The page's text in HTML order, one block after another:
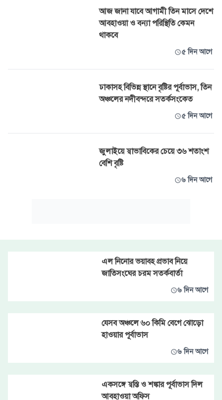
আজ জানা যাবে আগামী তিন মাসে দেশে
আবহাওয়া ও বন্যা পরিস্থিতি কেমন
থাকবে
৫ দিন আগে
ঢাকাসহ বিভিন্ন স্থানে বৃষ্টির পূর্বাভাস, তিন
অঞ্চলের নদীবন্দরে সতর্কসংকেত
৫ দিন আগে
জুলাইয়ে স্বাভাবিকের চেয়ে ৩৬ শতাংশ
বেশি বৃষ্টি
৬ দিন আগে
এল নিনোর ভয়াবহ প্রভাব নিয়ে
জাতিসংঘের চরম সতর্কবার্তা
৬ দিন আগে
যেসব অঞ্চলে ৬০ কিমি বেগে ঝোড়ো
হাওয়ার পূর্বাভাস
৬ দিন আগে
একসঙ্গে স্বস্তি ও শঙ্কার পূর্বাভাস দিল
আবহাওয়া অফিস